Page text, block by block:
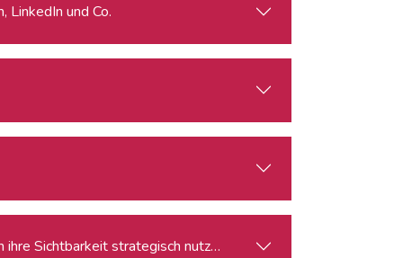
LinkedIn und Co.
Sichtbarkeit strategisch nutzen